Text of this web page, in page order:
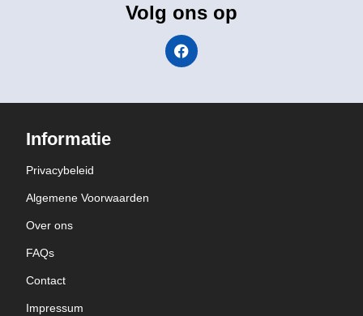
Volg ons op
Informatie
Privacybeleid
Algemene Voorwaarden
Over ons
FAQs
Contact
Impressum